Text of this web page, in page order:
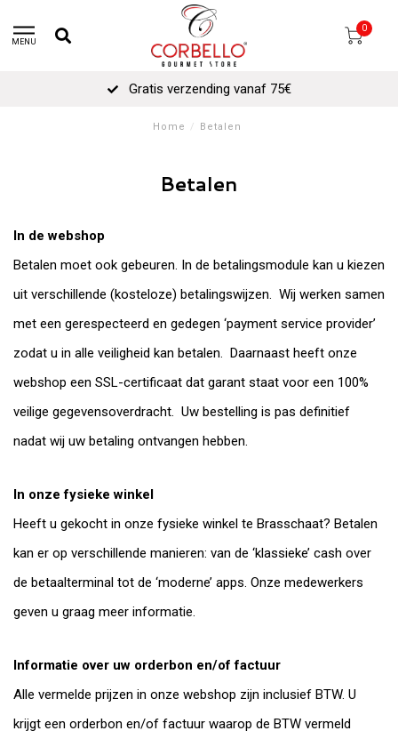
MENU
0
Gratis verzending vanaf 75€
Home / Betalen
Betalen
In de webshop
Betalen moet ook gebeuren. In de betalingsmodule kan u kiezen
uit verschillende (kosteloze) betalingswijzen. Wij werken samen
met een gerespecteerd en gedegen ‘payment service provider’
zodat u in alle veiligheid kan betalen. Daarnaast heeft onze
webshop een SSL-certificaat dat garant staat voor een 100%
veilige gegevensoverdracht. Uw bestelling is pas definitief
nadat wij uw betaling ontvangen hebben.
In onze fysieke winkel
Heeft u gekocht in onze fysieke winkel te Brasschaat? Betalen
kan er op verschillende manieren: van de ‘klassieke’ cash over
de betaalterminal tot de ‘moderne’ apps. Onze medewerkers
geven u graag meer informatie.
Informatie over uw orderbon en/of factuur
Alle vermelde prijzen in onze webshop zijn inclusief BTW. U
krijgt een orderbon en/of factuur waarop de BTW vermeld